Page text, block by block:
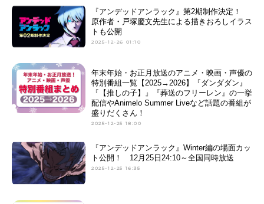
『アンデッドアンラック』第2期制作決定！
原作者・戸塚慶文先生による描きおろしイラス
トも公開
2025-12-26 01:10
年末年始・お正月放送のアニメ・映画・声優の
特別番組一覧【2025→2026】『ダンダダン』
『【推しの子】』『葬送のフリーレン』の一挙
配信やAnimelo Summer Liveなど話題の番組が
盛りだくさん！
2025-12-25 18:00
『アンデッドアンラック』Winter編の場面カッ
ト公開！ 12月25日24:10～全国同時放送
2025-12-25 16:35